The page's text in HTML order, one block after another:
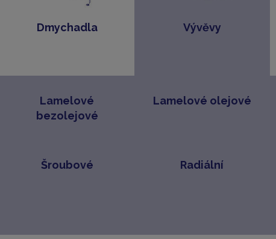
Dmychadla Vývěvy
Lamelové
bezolejové
Lamelové olejové
Šroubové Radiální